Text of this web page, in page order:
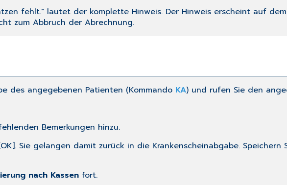
fehlt." lautet der komplette Hinweis. Der Hinweis erscheint auf
zum Abbruch der Abrechnung.
des angegebenen Patienten (Kommando KA) und rufen Sie den
Bemerkungen hinzu.
Sie gelangen damit zurück in die Krankenscheinabgabe.
nach Kassen fort.